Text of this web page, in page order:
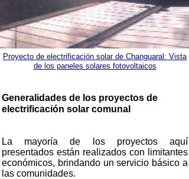
Proyecto de electrificación solar de Changuaral: Vista
de los paneles solares fotovoltaicos
Generalidades de los proyectos de
electrificación solar comunal
La mayoría de los proyectos aquí
presentados están realizados con limitantes
económicos, brindando un servicio básico a
las comunidades.